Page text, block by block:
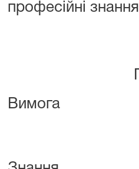
професійні знання
Вимога